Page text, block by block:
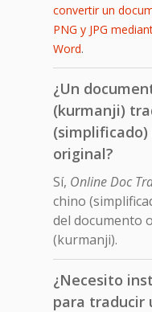
convertir un
PNG y JPG
Word.
¿Un
(kurmanji)
original?
Sí, Online Doc
chino
del documento
(kurmanji).
¿Necesito
para traducir